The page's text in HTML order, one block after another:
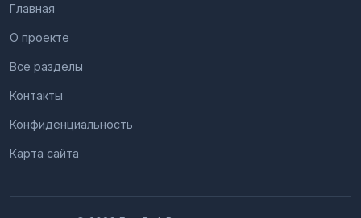
Главная
О проекте
Все разделы
Контакты
Конфиденциальность
Карта сайта